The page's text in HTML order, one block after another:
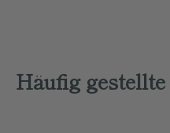
Häufig